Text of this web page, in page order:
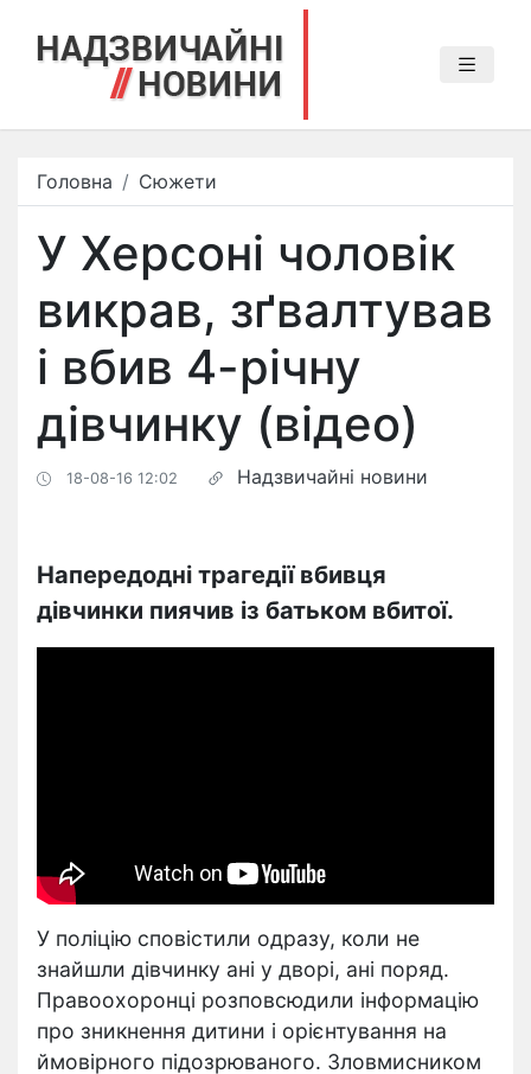
Головна Сюжети
У Херсоні чоловік
викрав, зґвалтував
і вбив 4-річну
дівчинку (відео)
18-08-16 12:02 Надзвичайні новини
Напередодні трагедії вбивця
дівчинки пиячив із батьком вбитої.
У поліцію сповістили одразу, коли не
знайшли дівчинку ані у дворі, ані поряд.
Правоохоронці розповсюдили інформацію
про зникнення дитини і орієнтування на
ймовірного підозрюваного. Зловмисником